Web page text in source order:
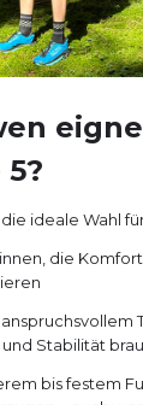
ideale Wahl
die
Stabilität
bis festem